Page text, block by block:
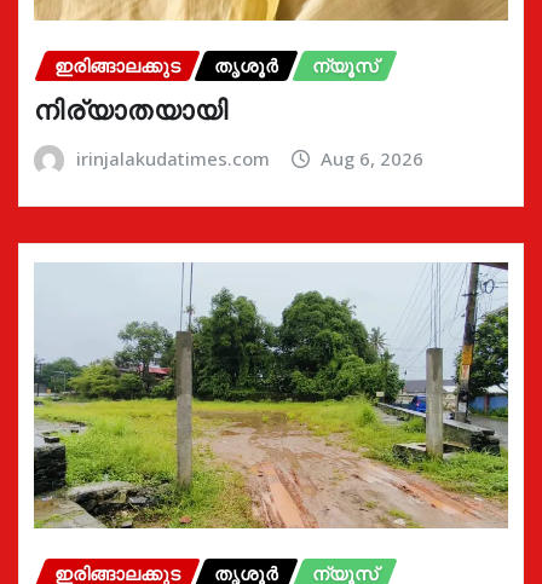
ഇരിങ്ങാലക്കുട തൃശൂർ ന്യൂസ്
നിര്യാതയായി
irinjalakudatimes.com Aug 6, 2026
ഇരിങ്ങാലക്കുട തൃശൂർ ന്യൂസ്